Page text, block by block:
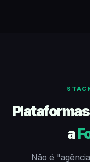
a
Não é